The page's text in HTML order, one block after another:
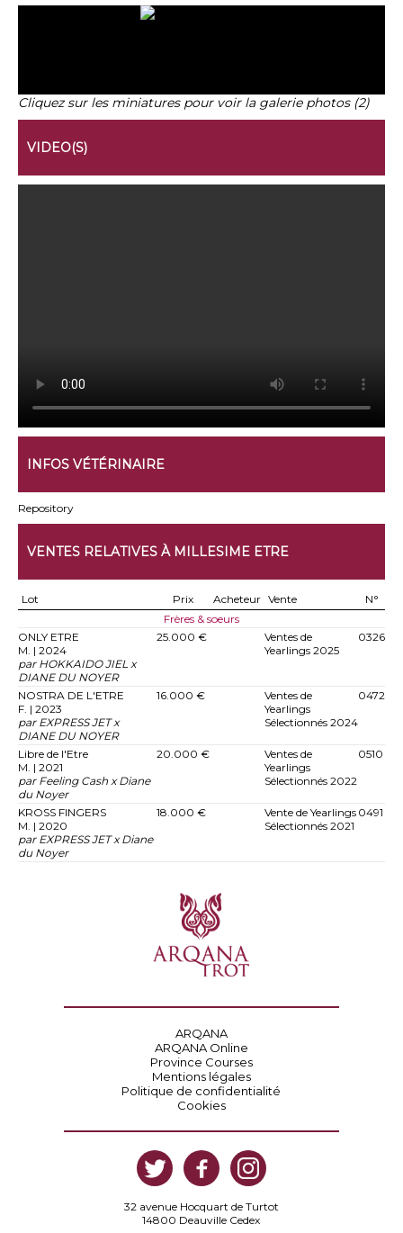
Cliquez sur les miniatures pour voir la galerie photos (2)
VIDEO(S)
INFOS VÉTÉRINAIRE
Repository
VENTES RELATIVES À MILLESIME ETRE
Lot Prix Acheteur Vente
N°
Frères & soeurs
ONLY ETRE
M. | 2024
par HOKKAIDO JIEL x
DIANE DU NOYER
25.000 €
Ventes de
Yearlings 2025
0326
NOSTRA DE L'ETRE
F. | 2023
par EXPRESS JET x
DIANE DU NOYER
16.000 €
Ventes de
Yearlings
Sélectionnés 2024
0472
Libre de l'Etre
M. | 2021
par Feeling Cash x Diane
du Noyer
20.000 €
Ventes de
Yearlings
Sélectionnés 2022
0510
KROSS FINGERS
M. | 2020
par EXPRESS JET x Diane
du Noyer
18.000 €
Vente de Yearlings
Sélectionnés 2021
0491
ARQANA
ARQANA Online
Province Courses
Mentions légales
Politique de confidentialité
Cookies
32 avenue Hocquart de Turtot
14800 Deauville Cedex